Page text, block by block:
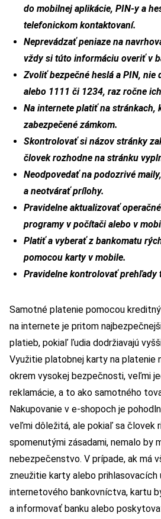
do mobilnej aplikácie, PIN-y a
telefonickom kontaktovaní.
Neprevádzať peniaze na
vždy si túto informáciu overiť v
Zvoliť bezpečné heslá a PIN, nie
alebo 1111 či 1234, raz ročne
Na internete platiť na stránkach,
zabezpečené zámkom.
Skontrolovať si názov stránky
človek rozhodne na stránku
Neodpovedať na podozrivé
a neotvárať prílohy.
Pravidelne aktualizovať
programy v počítači alebo v
Platiť a vyberať z bankomatu
pomocou karty v mobile.
Pravidelne kontrolovať prehľady
Samotné platenie pomocou
na internete je pritom
platieb, pokiaľ ľudia dodržiavajú
Využitie platobnej karty na platenie
okrem vysokej bezpečnosti, veľmi
reklamácie, a to ako samotného
Nakupovanie v e-shopoch je
veľmi dôležitá, ale pokiaľ sa človek
spomenutými zásadami, nemalo by
nebezpečenstvo. V prípade, ak má
zneužitie karty alebo prihlasovacích
internetového bankovníctva, kartu
a informovať banku alebo